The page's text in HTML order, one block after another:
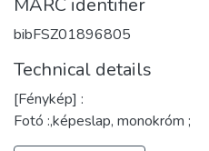
bibFSZ01896805
Technical details
[Fénykép] :
Fotó :,képeslap, monokróm ;